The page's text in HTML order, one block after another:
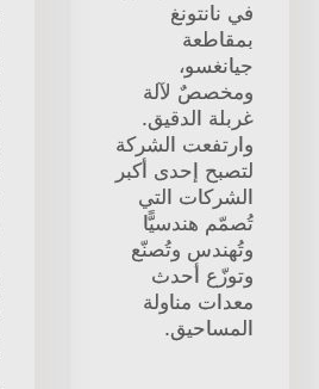
في نانتونغ
بمقاطعة
جيانغسو،
ومخصصٌ لآلة
غربلة الدقيق.
وارتفعت الشركة
لتصبح إحدى أكبر
الشركات التي
تُصمّم هندسيًّا
وتُهندس وتُصنّع
وتوزّع أحدث
معدات مناولة
المساحيق.